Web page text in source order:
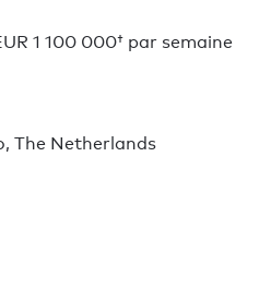
1 100 000† par semaine
The Netherlands